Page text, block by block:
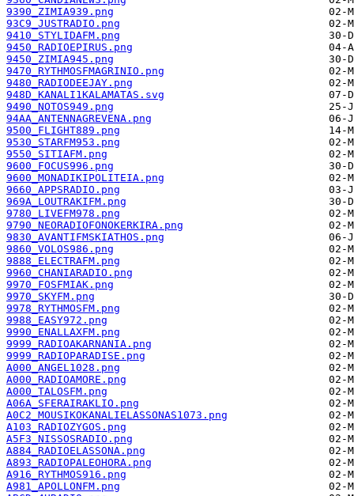
9390_ZIMIA939.png
93C9_JUSTRADIO.png
9410_STYLIDAFM.png
9450_RADIOEPIRUS.png
9450_ZIMIA945.png
9470_RYTHMOSFMAGRINIO.png
9480_RADIODEEJAY.png
948D_KANALI1KALAMATAS.svg
9490_NOTOS949.png
94AA_ANTENNAGREVENA.png
9500_FLIGHT889.png
9530_STARFM953.png
9550_SITIAFM.png
9600_FOCUS996.png
9600_MONADIKIPOLITEIA.png
9660_APPSRADIO.png
969A_LOUTRAKIFM.png
9780_LIVEFM978.png
9790_NEORADIOFONOKERKIRA.png
9830_AVANTIFMSKIATHOS.png
9860_VOLOS986.png
9888_ELECTRAFM.png
9960_CHANIARADIO.png
9970_FOSFMIAK.png
9970_SKYFM.png
9978_RYTHMOSFM.png
9988_EASY972.png
9990_ENALLAXFM.png
9999_RADIOAKARNANIA.png
9999_RADIOPARADISE.png
A000_ANGEL1028.png
A000_RADIOAMORE.png
A000_TALOSFM.png
A06A_SFERAIRAKLIO.png
A0C2_MOUSIKOKANALIELASSONAS1073.png
A103_RADIOZYGOS.png
A5F3_NISSOSRADIO.png
A884_RADIOELASSONA.png
A893_RADIOPALEOHORA.png
A916_RYTHMOS916.png
A981_APOLLONFM.png